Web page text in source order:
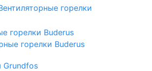
горелки
горелки Buderus
горелки Buderus
Grundfos